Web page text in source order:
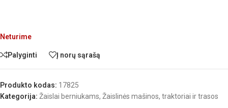
Neturime
Palyginti Į norų sąrašą
Produkto kodas: 17825
Kategorija: Žaislai berniukams, Žaislinės mašinos, traktoriai ir trasos